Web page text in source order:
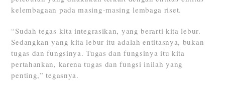
kelembagaan pada masing-masing lembaga riset.
“Sudah tegas kita integrasikan, yang berarti kita lebur.
Sedangkan yang kita lebur itu adalah entitasnya, bukan
tugas dan fungsinya. Tugas dan fungsinya itu kita
pertahankan, karena tugas dan fungsi inilah yang
penting,” tegasnya.